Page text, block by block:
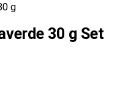
30 g Set